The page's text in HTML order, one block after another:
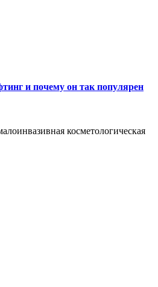
и почему он так популярен
косметологическая